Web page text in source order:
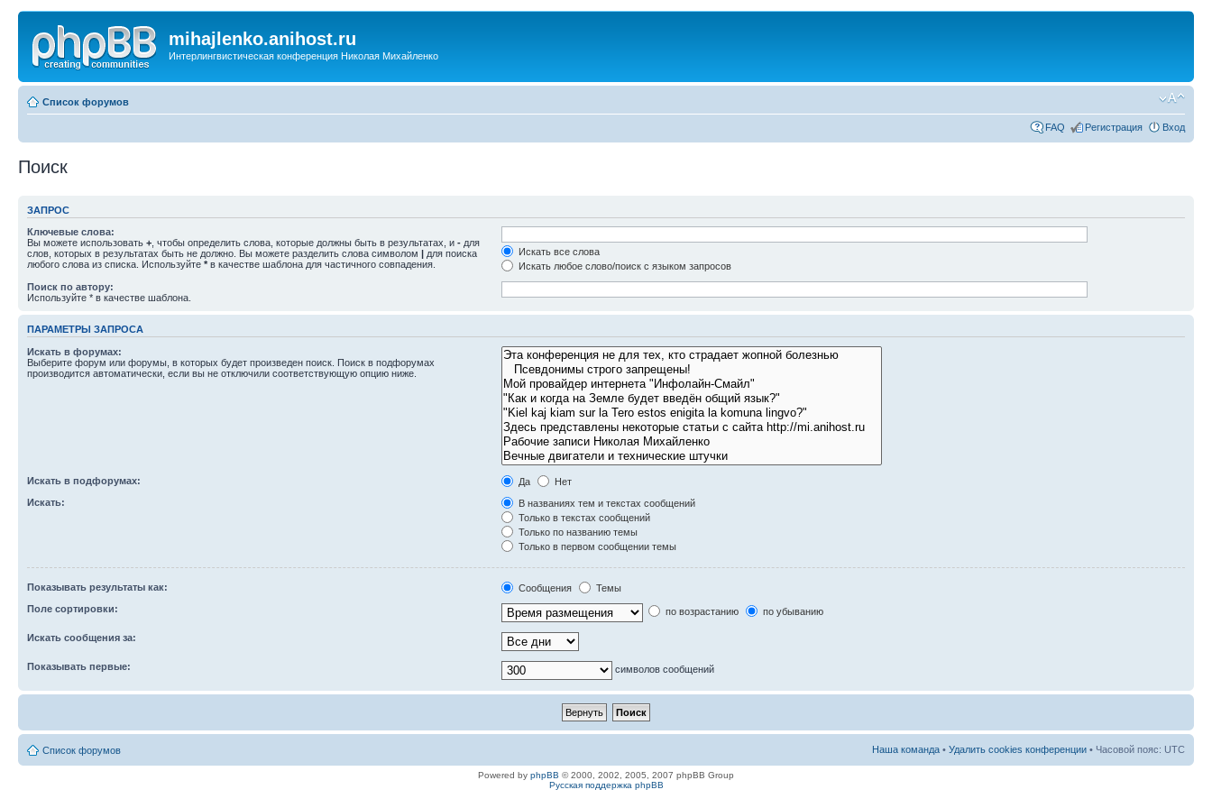
mihajlenko.anihost.ru
Интерлингвистическая конференция Николая Михайленко
Список форумов
FAQ Регистрация Вход
Поиск
ЗАПРОС
Ключевые слова:
Вы можете использовать + , чтобы определить слова, которые должны быть в результатах, и - для
слов, которых в результатах быть не должно. Вы можете разделить слова символом | для поиска
любого слова из списка. Используйте * в качестве шаблона для частичного совпадения.
Искать все слова
Искать любое слово/поиск с языком запросов
Поиск по автору:
Используйте * в качестве шаблона.
ПАРАМЕТРЫ ЗАПРОСА
Искать в форумах:
Выберите форум или форумы, в которых будет произведен поиск. Поиск в подфорумах
производится автоматически, если вы не отключили соответствующую опцию ниже.
Искать в подфорумах: Да
Нет
Искать:
В названиях тем и текстах сообщений
Только в текстах сообщений
Только по названию темы
Только в первом сообщении темы
Показывать результаты как: Сообщения
Темы
Поле сортировки:
по возрастанию по убыванию
Искать сообщения за:
Показывать первые: символов сообщений
Список форумов Наша команда • Удалить cookies конференции • Часовой пояс: UTC
Powered by phpBB © 2000, 2002, 2005, 2007 phpBB Group
Русская поддержка phpBB